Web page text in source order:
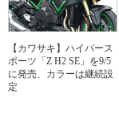
【カワサキ】ハイパース
ポーツ「Z H2 SE」を9/5
に発売、カラーは継続設
定